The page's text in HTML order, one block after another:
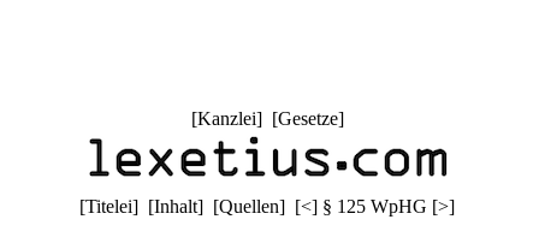
[Kanzlei] [Gesetze]
[Titelei] [Inhalt] [Quellen] [<] § 125 WpHG [>]